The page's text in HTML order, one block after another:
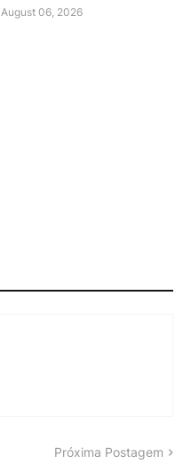
August 06, 2026
Próxima Postagem